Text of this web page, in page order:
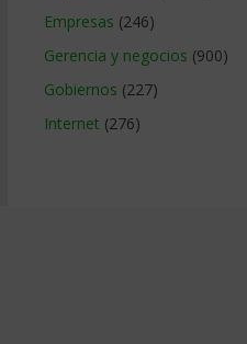
Empresas (246)
Gerencia y negocios (900)
Gobiernos (227)
Internet (276)